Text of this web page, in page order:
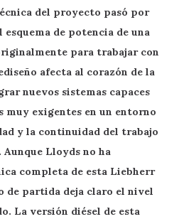
del proyecto pasó por
de potencia de una
para trabajar con
afecta al corazón de la
nuevos sistemas capaces
muy exigentes en un entorno
y la continuidad del trabajo
Lloyds no ha
completa de esta Liebherr
de partida deja claro el nivel
La versión diésel de esta